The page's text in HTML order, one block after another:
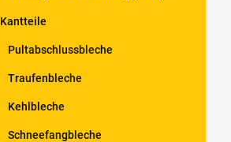
Kantteile
Pultabschlussbleche
Traufenbleche
Kehlbleche
Schneefangbleche